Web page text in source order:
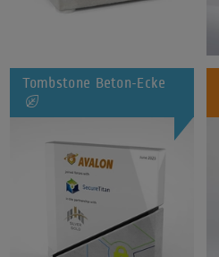
Tombstone Beton-Ecke